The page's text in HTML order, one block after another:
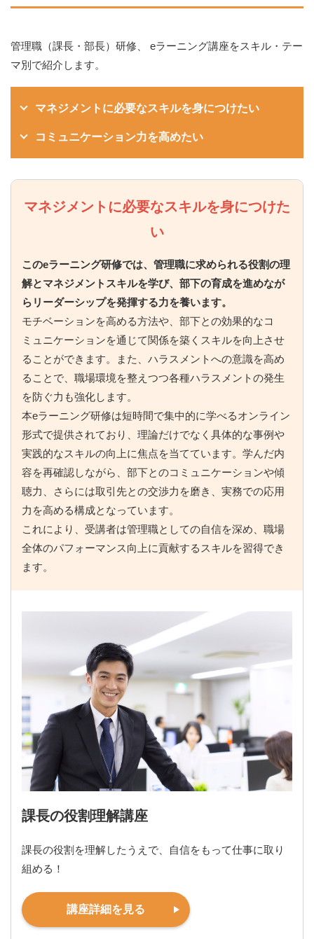
管理職（課長・部長）研修、 eラーニング講座をスキル・テー
マ別で紹介します。
マネジメントに必要なスキルを身につけたい
コミュニケーション力を高めたい
マネジメントに必要なスキルを身につけた
い
このeラーニング研修では、管理職に求められる役割の理
解とマネジメントスキルを学び、部下の育成を進めなが
らリーダーシップを発揮する力を養います。
モチベーションを高める方法や、部下との効果的なコ
ミュニケーションを通じて関係を築くスキルを向上させ
ることができます。また、ハラスメントへの意識を高め
ることで、職場環境を整えつつ各種ハラスメントの発生
を防ぐ力も強化します。
本eラーニング研修は短時間で集中的に学べるオンライン
形式で提供されており、理論だけでなく具体的な事例や
実践的なスキルの向上に焦点を当てています。学んだ内
容を再確認しながら、部下とのコミュニケーションや傾
聴力、さらには取引先との交渉力を磨き、実務での応用
力を高める構成となっています。
これにより、受講者は管理職としての自信を深め、職場
全体のパフォーマンス向上に貢献するスキルを習得でき
ます。
課長の役割理解講座
課長の役割を理解したうえで、自信をもって仕事に取り
組める！
講座詳細を見る